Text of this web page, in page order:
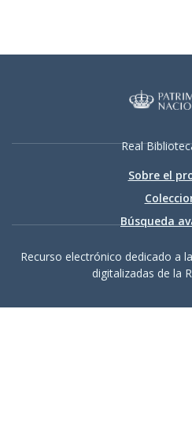
Real
Sobre el
Búsqueda
Recurso electrónico dedicado a
digitalizadas de la